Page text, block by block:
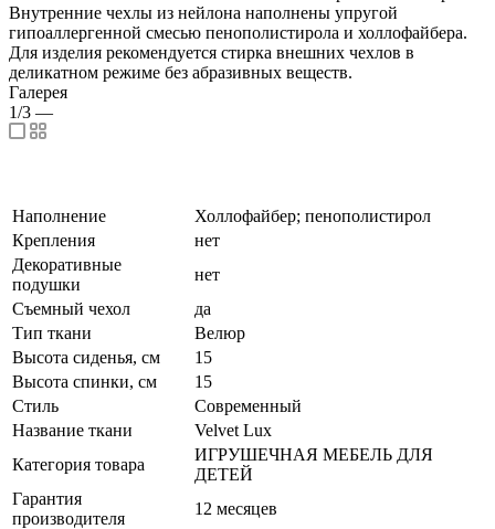
Внутренние чехлы из нейлона наполнены упругой
гипоаллергенной смесью пенополистирола и холлофайбера.
Для изделия рекомендуется стирка внешних чехлов в
деликатном режиме без абразивных веществ.
Галерея
1/3 —
Наполнение
Холлофайбер; пенополистирол
Крепления
нет
Декоративные
подушки
нет
Съемный чехол
да
Тип ткани
Велюр
Высота сиденья, см
15
Высота спинки, см
15
Стиль
Современный
Название ткани
Velvet Lux
Категория товара
ИГРУШЕЧНАЯ МЕБЕЛЬ ДЛЯ
ДЕТЕЙ
Гарантия
производителя
12 месяцев